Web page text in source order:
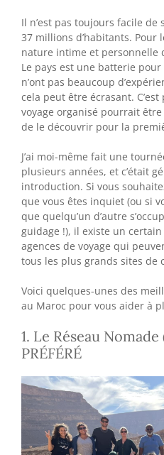
Il n’est pas toujours facile de
37 millions d’habitants. Pour
nature intime et personnelle
Le pays est une batterie
n’ont pas beaucoup
cela peut être écrasant.
voyage organisé pourrait
de le découvrir pour la
J’ai moi-même fait une
plusieurs années, et c’était
introduction. Si vous
que vous êtes inquiet (ou si
que quelqu’un d’autre
guidage !), il existe un certain
agences de voyage qui
tous les plus grands sites de
Voici quelques-unes des
au Maroc pour vous aider à
1. Le Réseau
PRÉFÉRÉ